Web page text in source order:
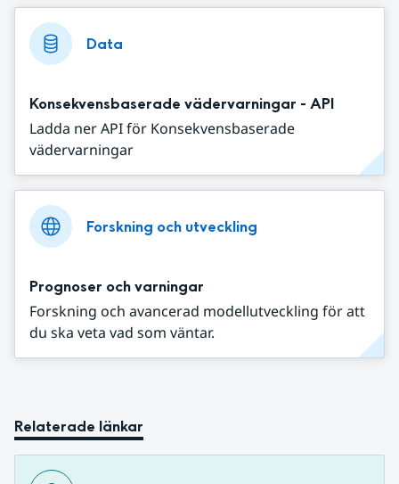
Data
Konsekvensbaserade vädervarningar - API
Ladda ner API för Konsekvensbaserade
vädervarningar
Forskning och utveckling
Prognoser och varningar
Forskning och avancerad modellutveckling för att
du ska veta vad som väntar.
Relaterade länkar